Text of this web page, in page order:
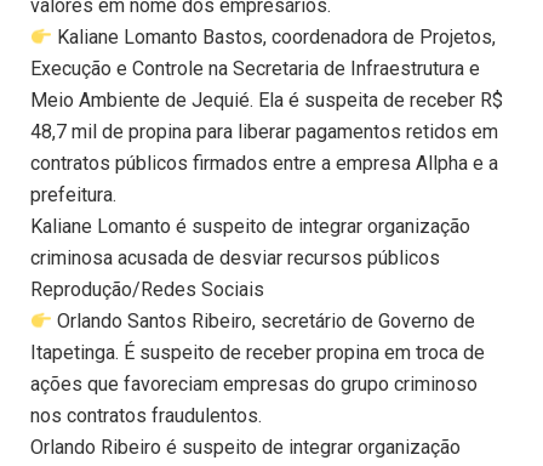
valores em nome dos empresários.
Kaliane Lomanto Bastos, coordenadora de Projetos,
Execução e Controle na Secretaria de Infraestrutura e
Meio Ambiente de Jequié. Ela é suspeita de receber R$
48,7 mil de propina para liberar pagamentos retidos em
contratos públicos firmados entre a empresa Allpha e a
prefeitura.
Kaliane Lomanto é suspeito de integrar organização
criminosa acusada de desviar recursos públicos
Reprodução/Redes Sociais
Orlando Santos Ribeiro, secretário de Governo de
Itapetinga. É suspeito de receber propina em troca de
ações que favoreciam empresas do grupo criminoso
nos contratos fraudulentos.
Orlando Ribeiro é suspeito de integrar organização